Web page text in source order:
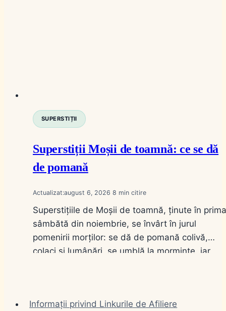
SUPERSTIȚII
Superstiții Moșii de toamnă: ce se dă
de pomană
Actualizat:august 6, 2026 8
Superstițiile de Moșii de toamnă, ținute în prima
sâmbătă din noiembrie, se învârt în jurul
pomenirii morților: se dă de pomană colivă,
colaci și lumânări, se umblă la morminte, iar
Pe…
Informații privind Linkurile de Afiliere